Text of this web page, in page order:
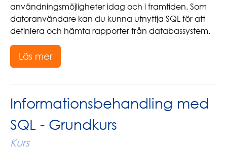
användningsmöjligheter idag och i framtiden. Som
datoranvändare kan du kunna utnyttja SQL för att
definiera och hämta rapporter från databassystem.
Läs mer
Informationsbehandling med
SQL - Grundkurs
Kurs